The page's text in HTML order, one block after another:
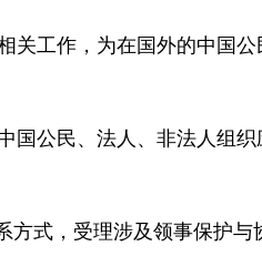
关工作，为在国外的中国公
国公民、法人、非法人组
式，受理涉及领事保护与